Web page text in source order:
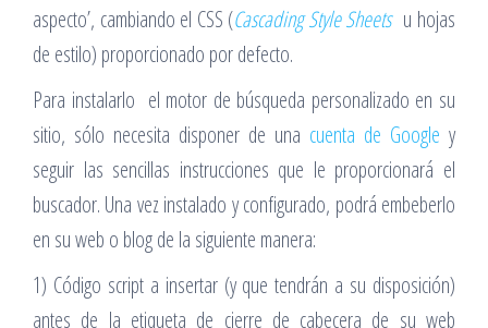
aspecto’, cambiando el CSS (Cascading Style Sheets u hojas
de estilo) proporcionado por defecto.
Para instalarlo el motor de búsqueda personalizado en su
sitio, sólo necesita disponer de una cuenta de Google y
seguir las sencillas instrucciones que le proporcionará el
buscador. Una vez instalado y configurado, podrá embeberlo
en su web o blog de la siguiente manera:
1) Código script a insertar (y que tendrán a su disposición)
antes de la etiqueta de cierre de cabecera de su web